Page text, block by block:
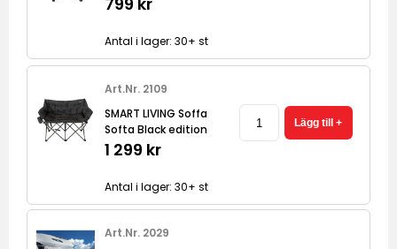
Antal i lager: 30+ st
Art.Nr. 2109
SMART LIVING Soffa
Softa Black edition
1 299 kr
Antal i lager: 30+ st
Art.Nr. 2029